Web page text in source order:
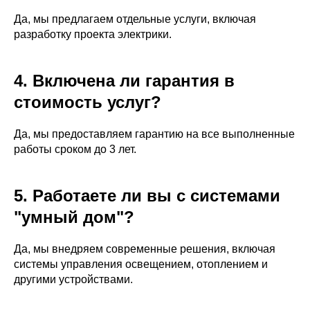
Да, мы предлагаем отдельные услуги, включая
разработку проекта электрики.
4. Включена ли гарантия в
стоимость услуг?
Да, мы предоставляем гарантию на все выполненные
работы сроком до 3 лет.
5. Работаете ли вы с системами
"умный дом"?
Да, мы внедряем современные решения, включая
системы управления освещением, отоплением и
другими устройствами.